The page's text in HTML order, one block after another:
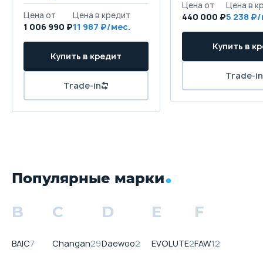
1 006 990 ₽11 987
440 000 ₽5 238
Популярные марки
B
BAIC7
C
Changan29
D
Daewoo2
E
EVOLUTE2
F
FAW12